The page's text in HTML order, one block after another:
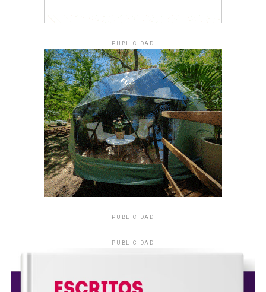
PUBLICIDAD
PUBLICIDAD
PUBLICIDAD